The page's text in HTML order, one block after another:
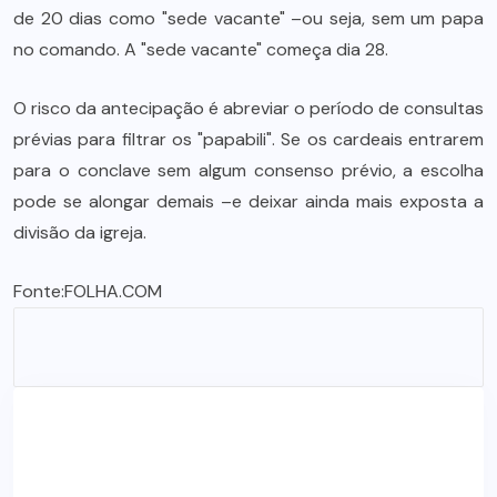
de 20 dias como "sede vacante" –ou seja, sem um papa
no comando. A "sede vacante" começa dia 28.
O risco da antecipação é abreviar o período de consultas
prévias para filtrar os "papabili". Se os cardeais entrarem
para o conclave sem algum consenso prévio, a escolha
pode se alongar demais –e deixar ainda mais exposta a
divisão da igreja.
Fonte:FOLHA.COM